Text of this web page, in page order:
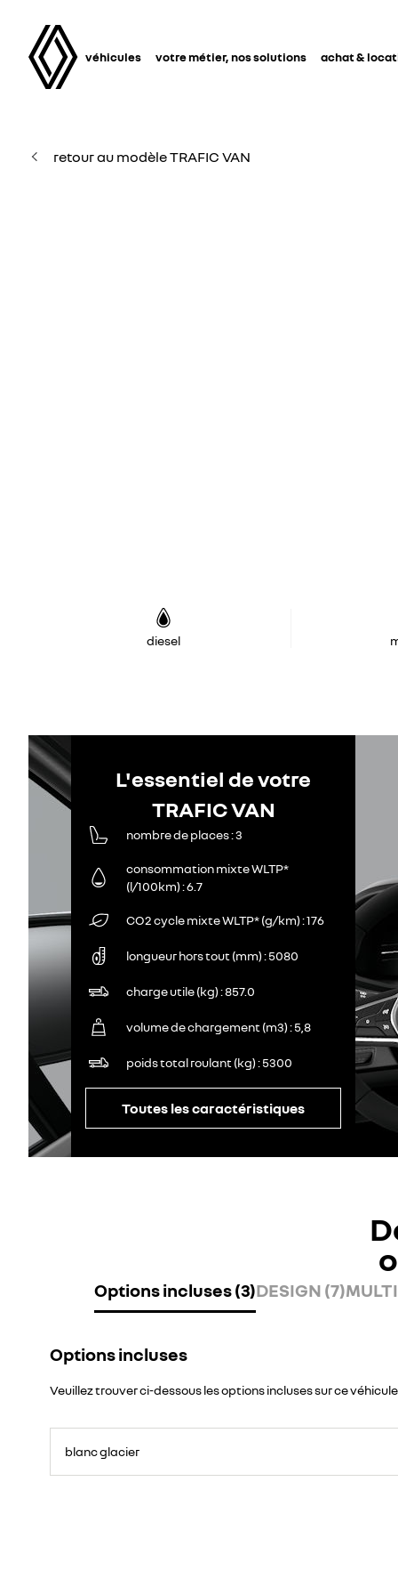
véhicules votre métier, nos solutions achat &
retour au modèle TRAFIC VAN
diesel
L'essentiel de votre
TRAFIC VAN
nombre de places 3
consommation mixte WLTP*
(l/100km) 6.7
CO2 cycle mixte WLTP* (g/km) 176
longueur hors tout (mm) 5080
charge utile (kg) 857.0
volume de chargement (m3) 5,8
poids total roulant (kg) 5300
Toutes les caractéristiques
Options incluses (3)DESIGN (7)
Options incluses
Veuillez trouver ci-dessous les options incluses sur ce véhicule
blanc glacier